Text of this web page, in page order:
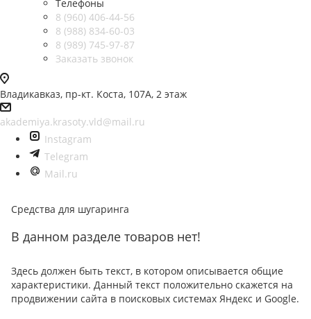
Телефоны
8 (960) 406-44-56
8 (988) 834-60-03
8 (989) 745-97-87
Заказать звонок
Владикавказ, пр-кт. Коста, 107А, 2 этаж
akademiya.krasoty.vld@mail.ru
Instagram
Telegram
Mail.ru
Средства для шугаринга
В данном разделе товаров нет!
Здесь должен быть текст, в котором описывается общие
характеристики. Данный текст положительно скажется на
продвижении сайта в поисковых системах Яндекс и Google.